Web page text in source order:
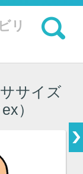
リ
検索:
サイズ
）